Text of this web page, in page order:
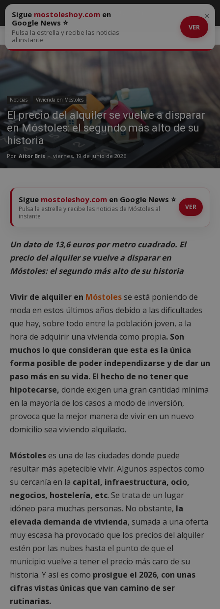
Inicio Noticias
Noticias Vivienda en Móstoles
El precio del alquiler se vuelve a disparar
en Móstoles: el segundo más alto de su
historia
Por Aitor Bris - viernes, 19 de junio de 2026
Sigue mostoleshoy.com en
Google News ⭐
Pulsa la estrella y recibe las noticias
al instante
VER
×
Sigue mostoleshoy.com en Google News ⭐
Pulsa la estrella y recibe las noticias de Móstoles al
instante
VER
Un dato de 13,6 euros por metro cuadrado. El
precio del alquiler se vuelve a disparar en
Móstoles: el segundo más alto de su historia
Vivir de alquiler en Móstolesse está poniendo de
moda en estos últimos años debido a las dificultades
que hay, sobre todo entre la población joven, a la
hora de adquirir una vivienda como propia. Son
muchos lo que consideran que esta es la única
forma posible de poder independizarse y de dar un
paso más en su vida. El hecho de no tener que
hipotecarse, donde exigen una gran cantidad mínima
en la mayoría de los casos a modo de inversión,
provoca que la mejor manera de vivir en un nuevo
domicilio sea viviendo alquilado.
Móstoleses una de las ciudades donde puede
resultar más apetecible vivir. Algunos aspectos como
su cercanía en la capital, infraestructura, ocio,
negocios, hostelería, etc. Se trata de un lugar
idóneo para muchas personas. No obstante, la
elevada demanda de vivienda, sumada a una oferta
muy escasa ha provocado que los precios del alquiler
estén por las nubes hasta el punto de que el
municipio vuelve a tener el precio más caro de su
historia. Y así es como prosigue el 2026, con unas
cifras vistas únicas que van camino de ser
rutinarias.